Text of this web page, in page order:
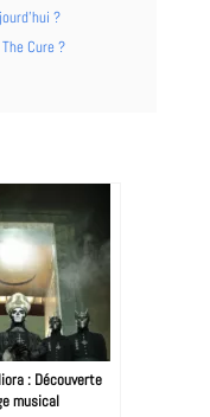
?
Cure ?
: Découverte
musical